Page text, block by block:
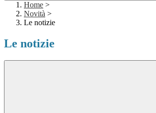
Home >
Novità >
Le notizie
Le notizie